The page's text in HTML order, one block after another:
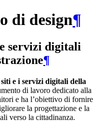
di design¶
servizi digitali
¶
e i servizi digitali della
di lavoro dedicato alla
e ha l’obiettivo di fornire
la progettazione e la
verso la cittadinanza.